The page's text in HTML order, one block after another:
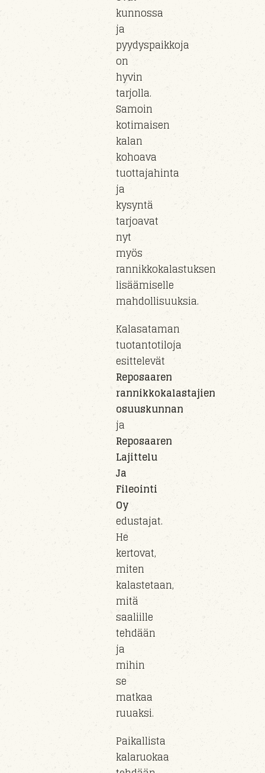
kunnossa
ja
pyydyspaikkoja
on
hyvin
tarjolla.
Samoin
kotimaisen
kalan
kohoava
tuottajahinta
ja
kysyntä
tarjoavat
nyt
myös
rannikkokalastuksen
lisäämiselle
mahdollisuuksia.
Kalasataman
tuotantotiloja
esittelevät
Reposaaren
rannikkokalastajien
osuuskunnan
ja
Reposaaren
Lajittelu
Ja
Fileointi
Oy
edustajat.
He
kertovat,
miten
kalastetaan,
mitä
saaliille
tehdään
ja
mihin
se
matkaa
ruuaksi.
Paikallista
kalaruokaa